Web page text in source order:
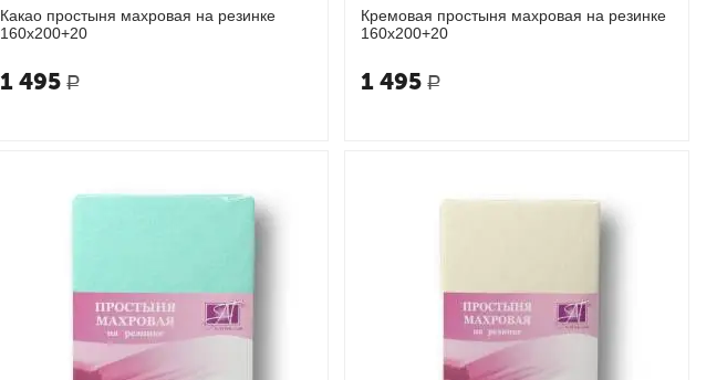
Какао простыня махровая на резинке
160х200+20
1 495 Р
Кремовая простыня махровая на резинке
160х200+20
1 495 Р